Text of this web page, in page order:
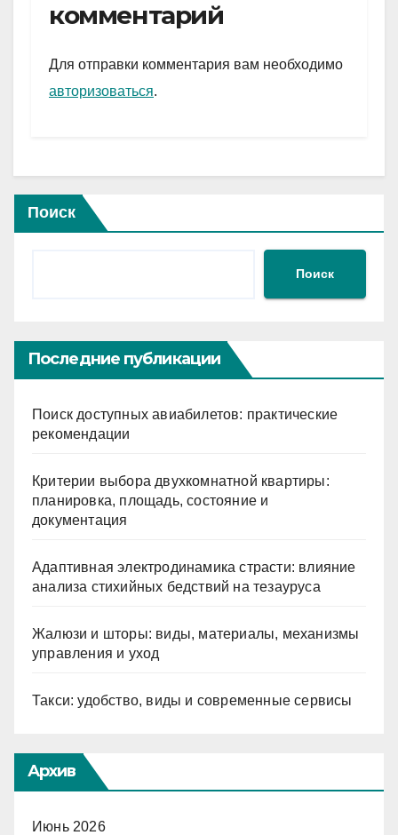
a
m
A
p
и
комментарий
Для отправки комментария вам необходимо
авторизоваться.
Поиск
Поиск
Последние публикации
Поиск доступных авиабилетов: практические
рекомендации
Критерии выбора двухкомнатной квартиры:
планировка, площадь, состояние и
документация
Адаптивная электродинамика страсти: влияние
анализа стихийных бедствий на тезауруса
Жалюзи и шторы: виды, материалы, механизмы
управления и уход
Такси: удобство, виды и современные сервисы
Архив
Июнь 2026